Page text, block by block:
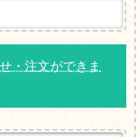
・注文ができま